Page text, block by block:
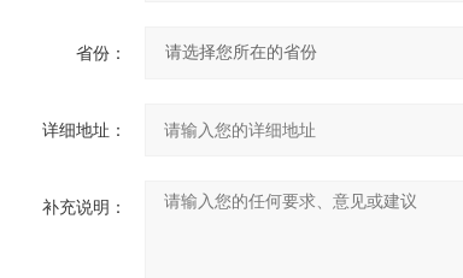
省份：
详细地址：
补充说明：